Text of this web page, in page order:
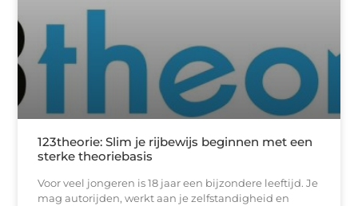
123theorie: Slim je rijbewijs beginnen met een
sterke theoriebasis
Voor veel jongeren is 18 jaar een bijzondere leeftijd. Je
mag autorijden, werkt aan je zelfstandigheid en